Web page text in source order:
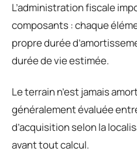
L’administration fiscale
composants : chaque
propre durée
durée de vie estimée.
Le terrain n’est jamais
généralement évaluée
d’acquisition selon la
avant tout calcul.